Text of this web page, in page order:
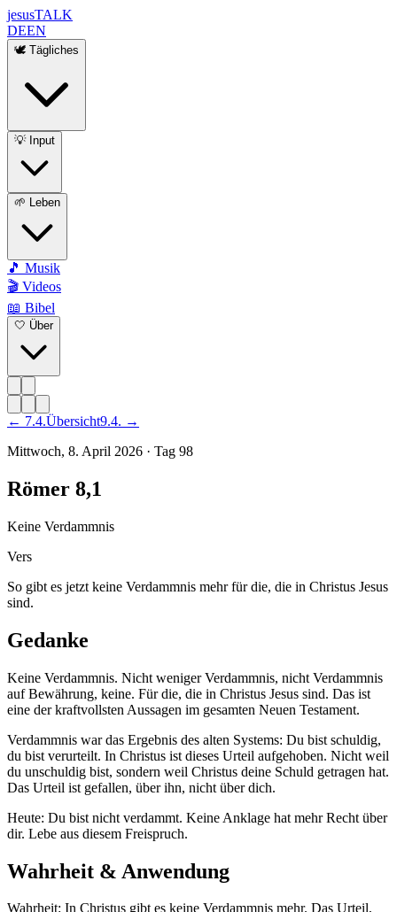
jesusTALK
DEEN
🕊️ Tägliches
💡 Input
🌱 Leben
🎵 Musik
🎬 Videos
📖 Bibel
🤍 Über
← 7.4.Übersicht9.4. →
Mittwoch, 8. April 2026 · Tag 98
Römer 8,1
Keine Verdammnis
Vers
So gibt es jetzt keine Verdammnis mehr für die, die in Christus Jesus
sind.
Gedanke
Keine Verdammnis. Nicht weniger Verdammnis, nicht Verdammnis
auf Bewährung, keine. Für die, die in Christus Jesus sind. Das ist
eine der kraftvollsten Aussagen im gesamten Neuen Testament.
Verdammnis war das Ergebnis des alten Systems: Du bist schuldig,
du bist verurteilt. In Christus ist dieses Urteil aufgehoben. Nicht weil
du unschuldig bist, sondern weil Christus deine Schuld getragen hat.
Das Urteil ist gefallen, über ihn, nicht über dich.
Heute: Du bist nicht verdammt. Keine Anklage hat mehr Recht über
dir. Lebe aus diesem Freispruch.
Wahrheit & Anwendung
Wahrheit: In Christus gibt es keine Verdammnis mehr. Das Urteil,